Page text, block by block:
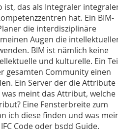
ist, das als Integraler
hat. Ein BIM-
die interdisziplinäre
Augen die
BIM ist nämlich keine
und kulturelle. Ein
gesamten Community einen
Ein Server der die Attribute
meint das Attribut, welche
Eine Fensterbreite zum
ich diese finden und was
Code oder bsdd Guide.